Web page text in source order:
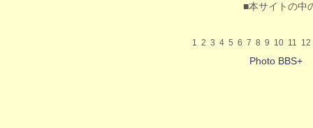
■本サイトの中
1 2 3 4 5 6 7 8 9 10 11 12
Photo BBS+